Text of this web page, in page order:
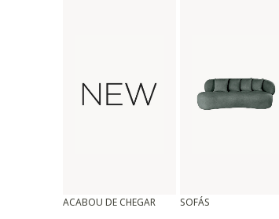
ACABOU DE CHEGAR SOFÁS